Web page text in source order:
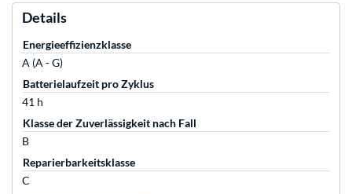
Details
Energieeffizienzklasse
A (A - G)
Batterielaufzeit pro Zyklus
41 h
Klasse der Zuverlässigkeit nach Fall
B
Reparierbarkeitsklasse
C